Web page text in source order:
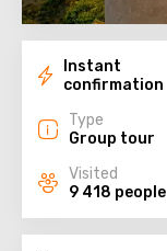
Instant
confirmation
Type
Group tour
Visited
9 418 people